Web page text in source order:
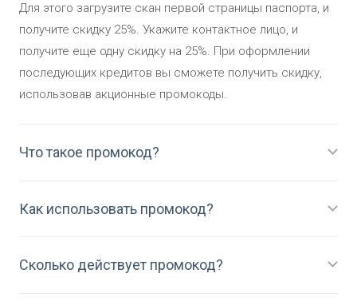
Для этого загрузите скан первой страницы паспорта, и
получите скидку 25%. Укажите контактное лицо, и
получите еще одну скидку на 25%. При оформлении
последующих кредитов вы сможете получить скидку,
использовав акционные промокоды.
Что такое промокод?
Как использовать промокод?
Сколько действует промокод?